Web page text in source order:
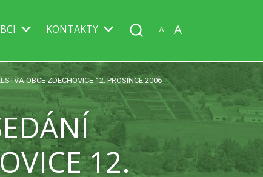
KONTAKTY A A
OBCE ZDECHOVICE 12. PROSINCE 2006
12.